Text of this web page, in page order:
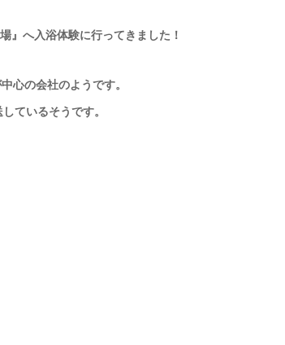
へ入浴体験に行ってきました！
心の会社のようです。
ているそうです。